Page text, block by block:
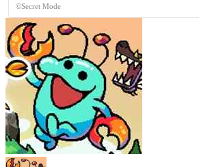
©Secret Mode